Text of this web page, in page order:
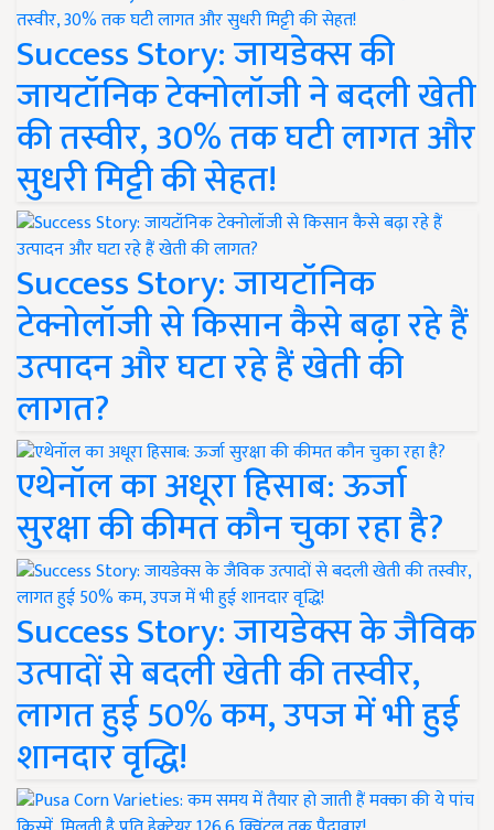
Success Story: जायडेक्स की
जायटॉनिक टेक्नोलॉजी ने बदली खेती
की तस्वीर, 30% तक घटी लागत और
सुधरी मिट्टी की सेहत!
Success Story: जायटॉनिक
टेक्नोलॉजी से किसान कैसे बढ़ा रहे हैं
उत्पादन और घटा रहे हैं खेती की
लागत?
एथेनॉल का अधूरा हिसाब: ऊर्जा
सुरक्षा की कीमत कौन चुका रहा है?
Success Story: जायडेक्स के जैविक
उत्पादों से बदली खेती की तस्वीर,
लागत हुई 50% कम, उपज में भी हुई
शानदार वृद्धि!